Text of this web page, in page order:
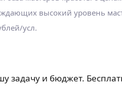
высокий уровень
усл.
задачу и бюджет.